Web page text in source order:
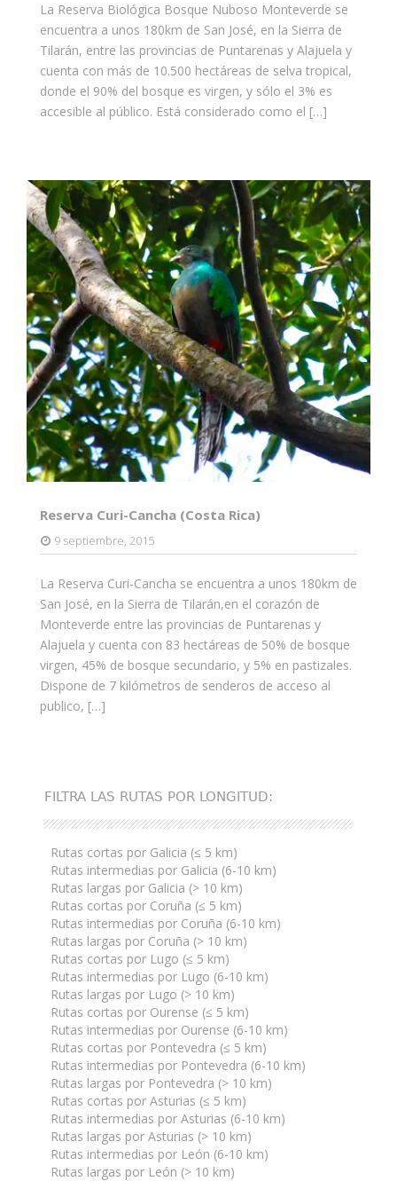
La Reserva Biológica Bosque Nuboso Monteverde se
encuentra a unos 180km de San José, en la Sierra de
Tilarán, entre las provincias de Puntarenas y Alajuela y
cuenta con más de 10.500 hectáreas de selva tropical,
donde el 90% del bosque es virgen, y sólo el 3% es
accesible al público. Está considerado como el […]
Reserva Curi-Cancha (Costa Rica)
9 septiembre, 2015
La Reserva Curi-Cancha se encuentra a unos 180km de
San José, en la Sierra de Tilarán,en el corazón de
Monteverde entre las provincias de Puntarenas y
Alajuela y cuenta con 83 hectáreas de 50% de bosque
virgen, 45% de bosque secundario, y 5% en pastizales.
Dispone de 7 kilómetros de senderos de acceso al
publico, […]
FILTRA LAS RUTAS POR LONGITUD:
Rutas cortas por Galicia (≤ 5 km)
Rutas intermedias por Galicia (6-10 km)
Rutas largas por Galicia (> 10 km)
Rutas cortas por Coruña (≤ 5 km)
Rutas intermedias por Coruña (6-10 km)
Rutas largas por Coruña (> 10 km)
Rutas cortas por Lugo (≤ 5 km)
Rutas intermedias por Lugo (6-10 km)
Rutas largas por Lugo (> 10 km)
Rutas cortas por Ourense (≤ 5 km)
Rutas intermedias por Ourense (6-10 km)
Rutas cortas por Pontevedra (≤ 5 km)
Rutas intermedias por Pontevedra (6-10 km)
Rutas largas por Pontevedra (> 10 km)
Rutas cortas por Asturias (≤ 5 km)
Rutas intermedias por Asturias (6-10 km)
Rutas largas por Asturias (> 10 km)
Rutas intermedias por León (6-10 km)
Rutas largas por León (> 10 km)